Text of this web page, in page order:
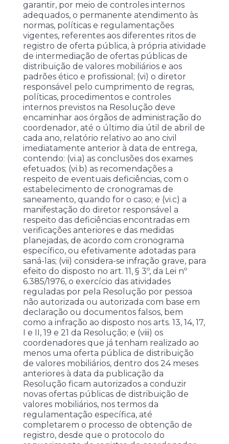
garantir, por meio de controles internos
adequados, o permanente atendimento às
normas, políticas e regulamentações
vigentes, referentes aos diferentes ritos de
registro de oferta pública, à própria atividade
de intermediação de ofertas públicas de
distribuição de valores mobiliários e aos
padrões ético e profissional; (vi) o diretor
responsável pelo cumprimento de regras,
políticas, procedimentos e controles
internos previstos na Resolução deve
encaminhar aos órgãos de administração do
coordenador, até o último dia útil de abril de
cada ano, relatório relativo ao ano civil
imediatamente anterior à data de entrega,
contendo: (vi.a) as conclusões dos exames
efetuados; (vi.b) as recomendações a
respeito de eventuais deficiências, com o
estabelecimento de cronogramas de
saneamento, quando for o caso; e (vi.c) a
manifestação do diretor responsável a
respeito das deficiências encontradas em
verificações anteriores e das medidas
planejadas, de acordo com cronograma
específico, ou efetivamente adotadas para
saná-las; (vii) considera-se infração grave, para
efeito do disposto no art. 11, § 3º, da Lei nº
6.385/1976, o exercício das atividades
reguladas por pela Resolução por pessoa
não autorizada ou autorizada com base em
declaração ou documentos falsos, bem
como a infração ao disposto nos arts. 13, 14, 17,
I e II, 19 e 21 da Resolução; e (viii) os
coordenadores que já tenham realizado ao
menos uma oferta pública de distribuição
de valores mobiliários, dentro dos 24 meses
anteriores à data da publicação da
Resolução ficam autorizados a conduzir
novas ofertas públicas de distribuição de
valores mobiliários, nos termos da
regulamentação específica, até
completarem o processo de obtenção de
registro, desde que o protocolo do